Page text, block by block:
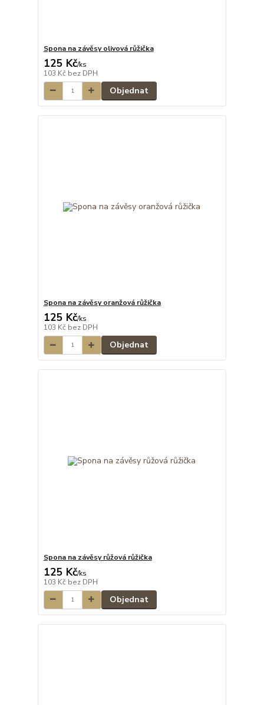
Spona na závěsy olivová růžička
125 Kč/ks
103 Kč bez DPH
Objednat
Spona na závěsy oranžová růžička
125 Kč/ks
103 Kč bez DPH
Objednat
Spona na závěsy růžová růžička
125 Kč/ks
103 Kč bez DPH
Objednat